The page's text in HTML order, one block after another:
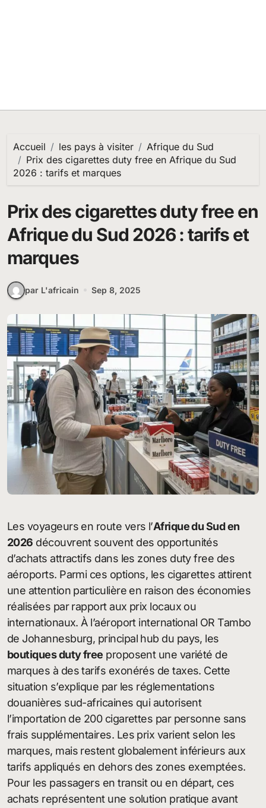
Accueil les pays à visiter
Afrique du Sud
Prix des cigarettes duty free en Afrique du Sud
2026 : tarifs et marques
Prix des cigarettes duty free en
Afrique du Sud 2026 : tarifs et
marques
par L'africain Sep 8, 2025
Les voyageurs en route vers l’Afrique du Sud en
2026 découvrent souvent des opportunités
d’achats attractifs dans les zones duty free des
aéroports. Parmi ces options, les cigarettes attirent
une attention particulière en raison des économies
réalisées par rapport aux prix locaux ou
internationaux. À l’aéroport international OR Tambo
de Johannesburg, principal hub du pays, les
boutiques duty free proposent une variété de
marques à des tarifs exonérés de taxes. Cette
situation s’explique par les réglementations
douanières sud-africaines qui autorisent
l’importation de 200 cigarettes par personne sans
frais supplémentaires. Les prix varient selon les
marques, mais restent globalement inférieurs aux
tarifs appliqués en dehors des zones exemptées.
Pour les passagers en transit ou en départ, ces
achats représentent une solution pratique avant